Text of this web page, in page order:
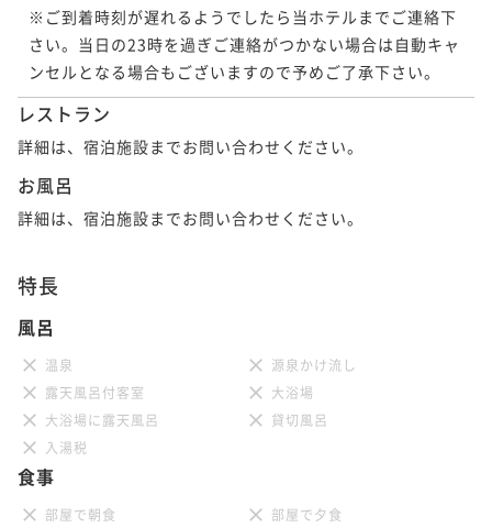
※ご到着時刻が遅れるようでしたら当ホテルまでご連絡下
さい。当日の23時を過ぎご連絡がつかない場合は自動キャ
ンセルとなる場合もございますので予めご了承下さい。
レストラン
詳細は、宿泊施設までお問い合わせください。
お風呂
詳細は、宿泊施設までお問い合わせください。
特長
風呂
温泉
源泉かけ流し
露天風呂付客室
大浴場
大浴場に露天風呂
貸切風呂
入湯税
食事
部屋で朝食 部屋で夕食